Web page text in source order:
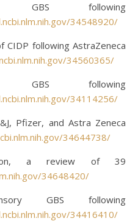
following
34548920/
CIDP following AstraZeneca
34560365/
following
34114256/
Pfizer, and Astra Zeneca
34644738/
a review of 39
34648420/
GBS following
34416410/